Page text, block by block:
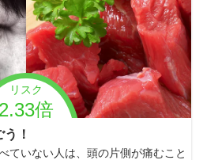
リスク
2.33倍
！
ていない人は、頭の片側が痛むこと